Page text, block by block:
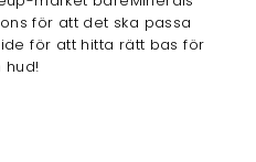
för att det ska passa
för att hitta rätt bas för
hud!